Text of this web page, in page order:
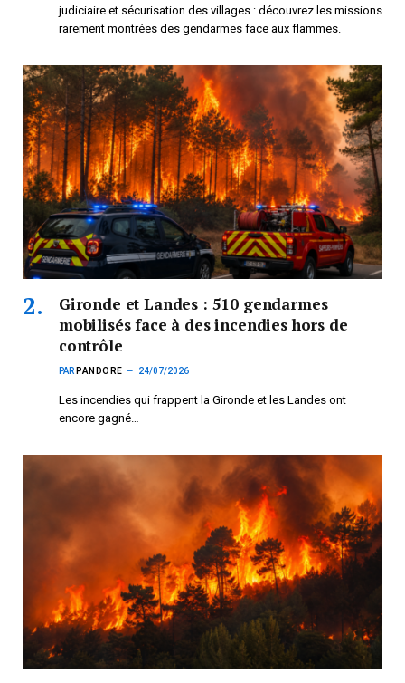
judiciaire et sécurisation des villages : découvrez les missions
rarement montrées des gendarmes face aux flammes.
Gironde et Landes : 510 gendarmes
mobilisés face à des incendies hors de
contrôle
PAR PANDORE 24/07/2026
Les incendies qui frappent la Gironde et les Landes ont
encore gagné…